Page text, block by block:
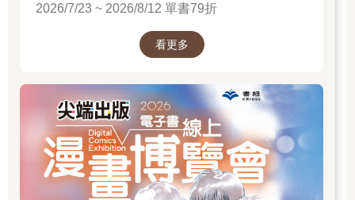
2026/7/23 ~ 2026/8/12 單書79折
看更多